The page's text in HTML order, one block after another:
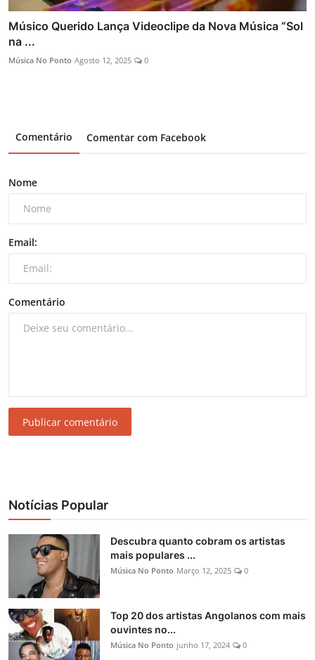
Músico Querido Lança Videoclipe da Nova Música “Sol
na ...
Música No Ponto Agosto 12, 2025 0
Comentário Comentar com Facebook
Nome
Email:
Comentário
Publicar comentário
Notícias Popular
Descubra quanto cobram os artistas
mais populares ...
Música No Ponto Março 12, 2025 0
Top 20 dos artistas Angolanos com mais
ouvintes no...
Música No Ponto junho 17, 2024 0